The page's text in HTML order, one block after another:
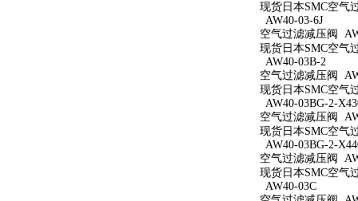
现货日本SMC空气
AW40-03-6J
空气过滤减压阀
现货日本SMC空气
AW40-03B-2
空气过滤减压阀
现货日本SMC空气
AW40-03BG-2-
空气过滤减压阀
现货日本SMC空气
AW40-03BG-2-
空气过滤减压阀
现货日本SMC空气
AW40-03C